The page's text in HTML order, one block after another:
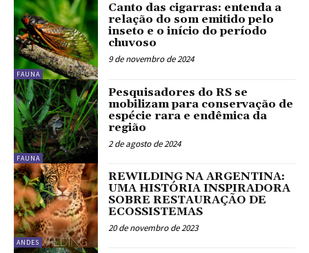
FAUNA
Canto das cigarras: entenda a
relação do som emitido pelo
inseto e o início do período
chuvoso
9 de novembro de 2024
FAUNA
Pesquisadores do RS se
mobilizam para conservação de
espécie rara e endêmica da
região
2 de agosto de 2024
ANDES
REWILDING NA ARGENTINA:
UMA HISTÓRIA INSPIRADORA
SOBRE RESTAURAÇÃO DE
ECOSSISTEMAS
20 de novembro de 2023